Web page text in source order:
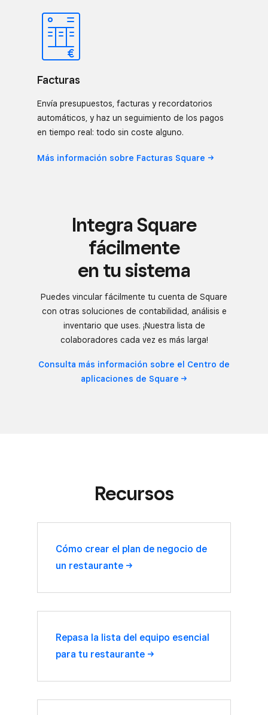
Facturas
Envía presupuestos, facturas y recordatorios
automáticos, y haz un seguimiento de los pagos
en tiempo real: todo sin coste alguno.
Más información sobre Facturas Square
Integra Square
fácilmente
en tu sistema
Puedes vincular fácilmente tu cuenta de Square
con otras soluciones de contabilidad, análisis e
inventario que uses. ¡Nuestra lista de
colaboradores cada vez es más larga!
Consulta más información sobre el Centro de
aplicaciones de Square
Recursos
Cómo crear el plan de negocio de
un restaurante
Repasa la lista del equipo esencial
para tu restaurante